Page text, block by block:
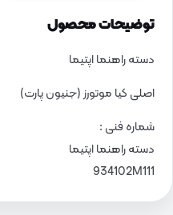
توضیحات محصول
دسته راهنما اپتیما
اصلی کیا موتورز (جنیون پارت)
شماره فنی :
دسته راهنما اپتیما
934102M111